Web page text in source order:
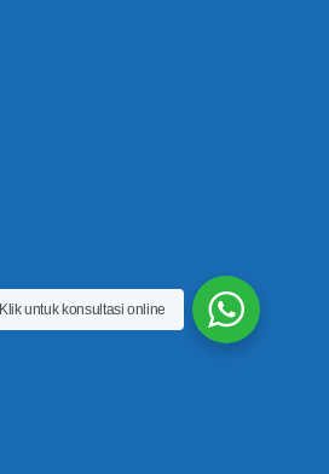
Klik untuk konsultasi online